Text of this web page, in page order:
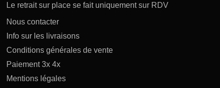
Le retrait sur place se fait uniquement sur RDV
Nous contacter
Info sur les livraisons
Conditions générales de vente
Paiement 3x 4x
Mentions légales